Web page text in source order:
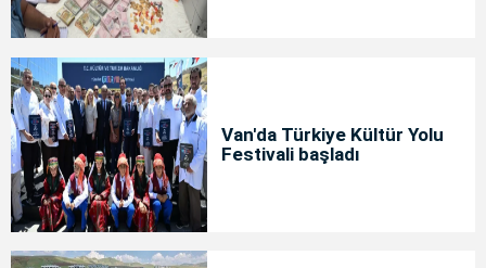
Van'da Türkiye Kültür Yolu
Festivali başladı